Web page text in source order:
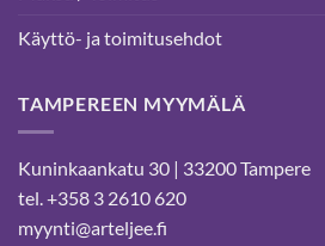
Käyttö- ja toimitusehdot
TAMPEREEN MYYMÄLÄ
Kuninkaankatu 30 | 33200 Tampere
tel. +358 3 2610 620
myynti@arteljee.fi